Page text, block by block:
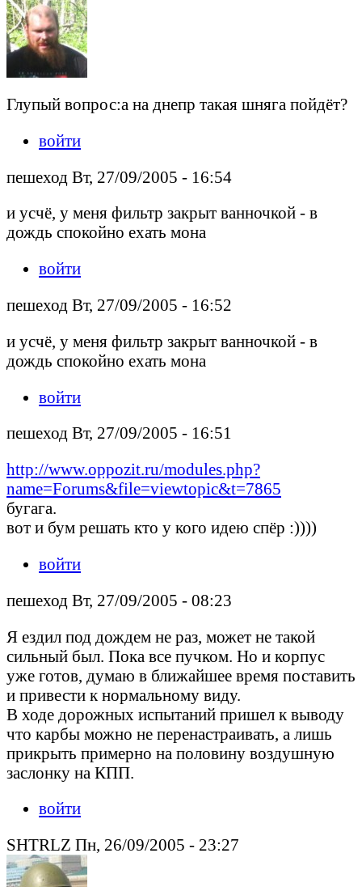
Глупый вопрос:а на днепр такая шняга пойдёт?
войти
пешеход Вт, 27/09/2005 - 16:54
и усчё, у меня фильтр закрыт ванночкой - в
дождь спокойно ехать мона
войти
пешеход Вт, 27/09/2005 - 16:52
и усчё, у меня фильтр закрыт ванночкой - в
дождь спокойно ехать мона
войти
пешеход Вт, 27/09/2005 - 16:51
http://www.oppozit.ru/modules.php?
name=Forums&file=viewtopic&t=7865
бугага.
вот и бум решать кто у кого идею спёр :))))
войти
пешеход Вт, 27/09/2005 - 08:23
Я ездил под дождем не раз, может не такой
сильный был. Пока все пучком. Но и корпус
уже готов, думаю в ближайшее время поставить
и привести к нормальному виду.
В ходе дорожных испытаний пришел к выводу
что карбы можно не перенастраивать, а лишь
прикрыть примерно на половину воздушную
заслонку на КПП.
войти
SHTRLZ Пн, 26/09/2005 - 23:27